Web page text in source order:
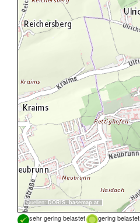
Quellen: DORIS, basemap.at
sehr gering belastet gering belastet